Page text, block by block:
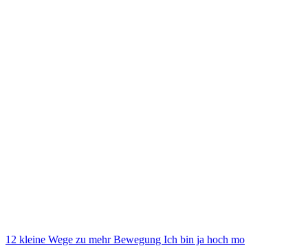
12 kleine Wege zu mehr Bewegung Ich bin ja hoch mo